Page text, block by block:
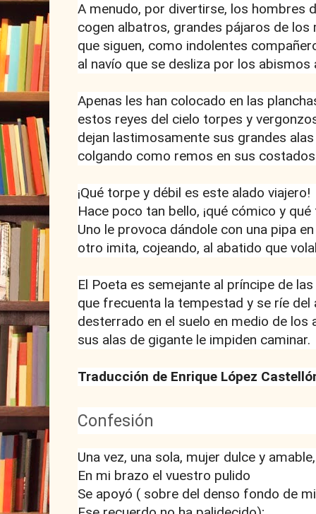
A menudo, por divertirse, los hombres
cogen albatros, grandes pájaros de los
que siguen, como indolentes
al navío que se desliza por los abismos
Apenas les han colocado en las
estos reyes del cielo torpes y
dejan lastimosamente sus grandes
colgando como remos en sus
¡Qué torpe y débil es este alado viajero!
Hace poco tan bello, ¡qué cómico y
Uno le provoca dándole con una pipa
otro imita, cojeando, al abatido que
El Poeta es semejante al príncipe de
que frecuenta la tempestad y se ríe del
desterrado en el suelo en medio de los
sus alas de gigante le impiden caminar.
Traducción de Enrique López
Confesión
Una vez, una sola, mujer dulce y amable,
En mi brazo el vuestro pulido
Se apoyó ( sobre del denso fondo de